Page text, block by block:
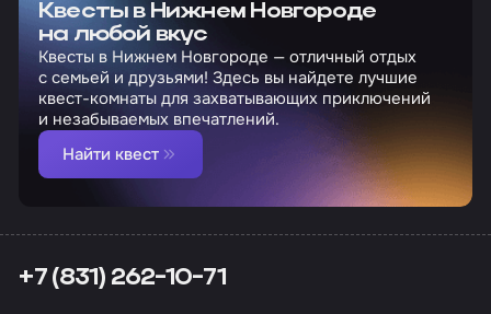
Квесты в Нижнем Новгороде
на любой вкус
Квесты в Нижнем Новгороде — отличный отдых
с семьей и друзьями! Здесь вы найдете лучшие
квест-комнаты для захватывающих приключений
и незабываемых впечатлений.
Найти квест
+7 (831) 262-10-71